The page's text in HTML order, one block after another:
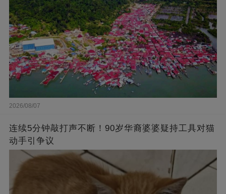
2026/08/07
连续5分钟敲打声不断！90岁华裔婆婆疑持工具对猫
动手引争议